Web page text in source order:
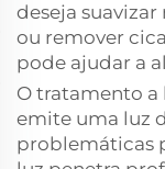
deseja
ou remover
pode ajudar a
O tratamento a
emite uma luz
problemáticas